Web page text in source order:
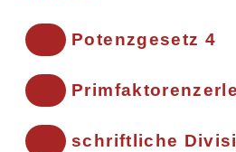
Potenzgesetz 4
schriftliche